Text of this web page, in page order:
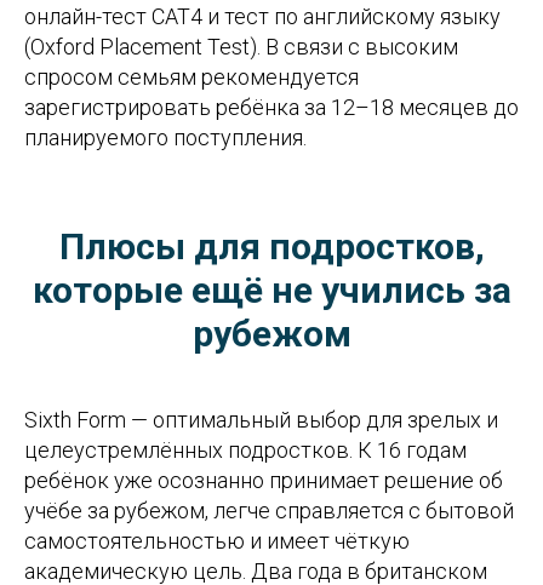
онлайн-тест CAT4 и тест по английскому языку
(Oxford Placement Test). В связи с высоким
спросом семьям рекомендуется
зарегистрировать ребёнка за 12–18 месяцев до
планируемого поступления.
Плюсы для подростков,
которые ещё не учились за
рубежом
Sixth Form — оптимальный выбор для зрелых и
целеустремлённых подростков. К 16 годам
ребёнок уже осознанно принимает решение об
учёбе за рубежом, легче справляется с бытовой
самостоятельностью и имеет чёткую
академическую цель. Два года в британском